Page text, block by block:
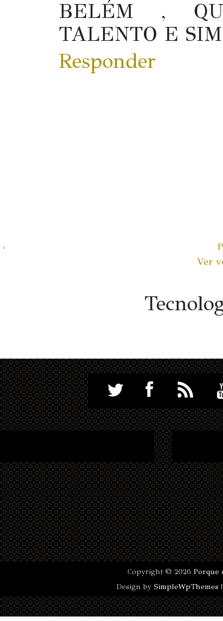
BELÉM ,
TALENTO E
Responder
‹
Ver
Copyright ©2026Porque
Design bySimpleWpThemes